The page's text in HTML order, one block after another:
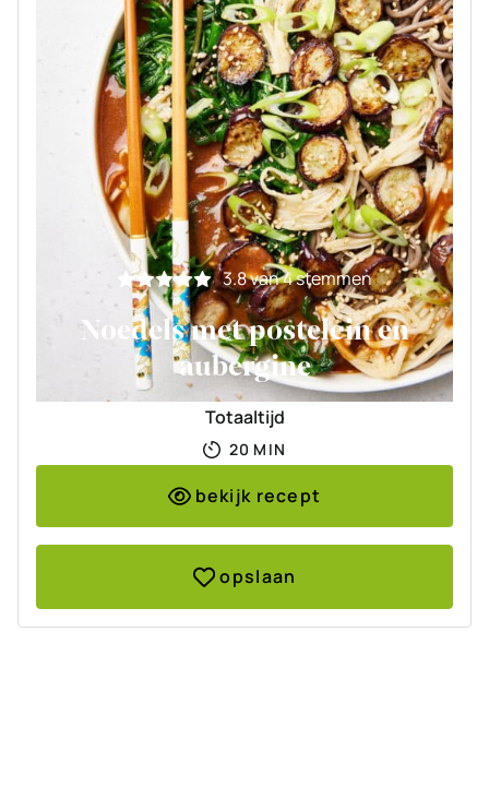
3.8van4stemmen
Noedels met postelein en
aubergine
Totaaltijd
20 MINUTEN
MIN
bekijk recept
opslaan